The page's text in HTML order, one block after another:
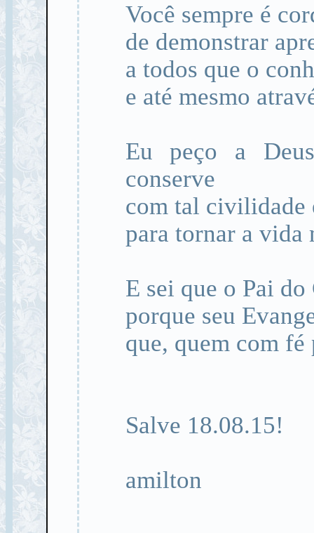
Você sempre é
de demonstrar
a todos que o
e até mesmo
Eu peço a
conserve
com tal civilidade
para tornar a vida
E sei que o Pai do
porque seu
que, quem com
Salve 18.08.15!
amilton